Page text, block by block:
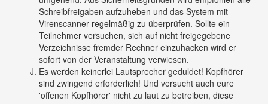
Schreibfreigaben aufzuheben und das System mit
Virenscanner regelmäßig zu überprüfen. Sollte ein
Teilnehmer versuchen, sich auf nicht freigegebene
Verzeichnisse fremder Rechner einzuhacken wird er
sofort von der Veranstaltung verwiesen.
Es werden keinerlei Lautsprecher geduldet! Kopfhörer
sind zwingend erforderlich! Und versucht auch eure
'offenen Kopfhörer' nicht zu laut zu betreiben, diese